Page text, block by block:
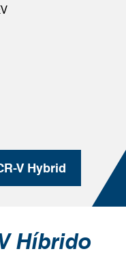
V Hybrid
Híbrido